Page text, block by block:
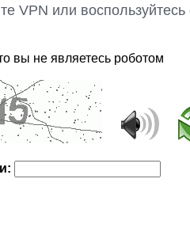
VPN или
вы не являетесь роботом